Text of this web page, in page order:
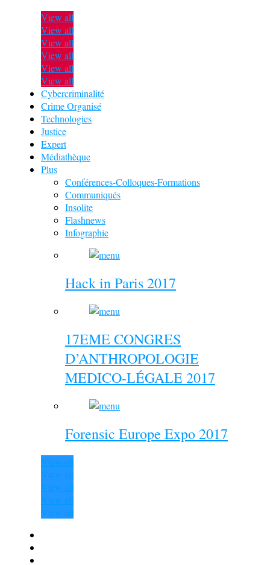
View all
View all
View all
View all
View all
View all
Cybercriminalité
Crime Organisé
Technologies
Justice
Expert
Médiathèque
Plus
Conférences-Colloques-Formations
Communiqués
Insolite
Flashnews
Infographie
Hack in Paris 2017
17EME CONGRES
D’ANTHROPOLOGIE
MEDICO-LÉGALE 2017
Forensic Europe Expo 2017
View all
View all
View all
View all
View all